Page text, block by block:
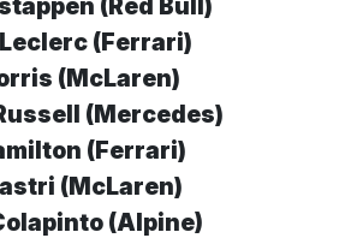
(Red Bull)
(Ferrari)
(McLaren)
(Mercedes)
(Ferrari)
(McLaren)
(Alpine)